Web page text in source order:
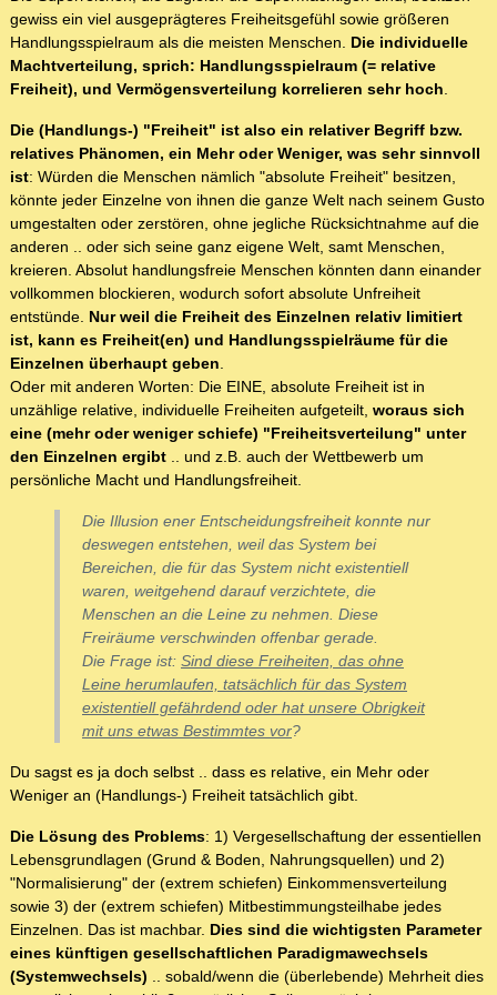
gewiss ein viel ausgeprägteres Freiheitsgefühl sowie größeren
Handlungsspielraum als die meisten Menschen. Die individuelle
Machtverteilung, sprich: Handlungsspielraum (= relative
Freiheit), und Vermögensverteilung korrelieren sehr hoch.
Die (Handlungs-) "Freiheit" ist also ein relativer Begriff bzw.
relatives Phänomen, ein Mehr oder Weniger, was sehr sinnvoll
ist: Würden die Menschen nämlich "absolute Freiheit" besitzen,
könnte jeder Einzelne von ihnen die ganze Welt nach seinem Gusto
umgestalten oder zerstören, ohne jegliche Rücksichtnahme auf die
anderen .. oder sich seine ganz eigene Welt, samt Menschen,
kreieren. Absolut handlungsfreie Menschen könnten dann einander
vollkommen blockieren, wodurch sofort absolute Unfreiheit
entstünde. Nur weil die Freiheit des Einzelnen relativ limitiert
ist, kann es Freiheit(en) und Handlungsspielräume für die
Einzelnen überhaupt geben.
Oder mit anderen Worten: Die EINE, absolute Freiheit ist in
unzählige relative, individuelle Freiheiten aufgeteilt, woraus sich
eine (mehr oder weniger schiefe) "Freiheitsverteilung" unter
den Einzelnen ergibt .. und z.B. auch der Wettbewerb um
persönliche Macht und Handlungsfreiheit.
Die Illusion ener Entscheidungsfreiheit konnte nur
deswegen entstehen, weil das System bei
Bereichen, die für das System nicht existentiell
waren, weitgehend darauf verzichtete, die
Menschen an die Leine zu nehmen. Diese
Freiräume verschwinden offenbar gerade.
Die Frage ist: Sind diese Freiheiten, das ohne
Leine herumlaufen, tatsächlich für das System
existentiell gefährdend oder hat unsere Obrigkeit
mit uns etwas Bestimmtes vor?
Du sagst es ja doch selbst .. dass es relative, ein Mehr oder
Weniger an (Handlungs-) Freiheit tatsächlich gibt.
Die Lösung des Problems: 1) Vergesellschaftung der essentiellen
Lebensgrundlagen (Grund & Boden, Nahrungsquellen) und 2)
"Normalisierung" der (extrem schiefen) Einkommensverteilung
sowie 3) der (extrem schiefen) Mitbestimmungsteilhabe jedes
Einzelnen. Das ist machbar. Dies sind die wichtigsten Parameter
eines künftigen gesellschaftlichen Paradigmawechsels
(Systemwechsels) .. sobald/wenn die (überlebende) Mehrheit dies